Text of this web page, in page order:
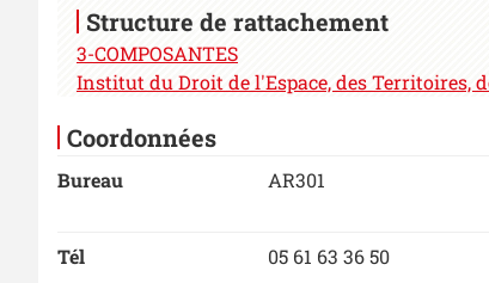
Structure de rattachement
3-COMPOSANTES
Institut du Droit de l'Espace, des Territoires,
Coordonnées
Bureau AR301
Tél 05 61 63 36 50